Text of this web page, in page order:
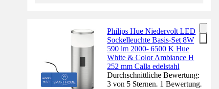
Philips Hue Niedervolt LED
Sockelleuchte Basis-Set 8W
590 lm 2000- 6500 K Hue
White & Color Ambiance H
252 mm Calla edelstahl
Durchschnittliche Bewertung:
3 von 5 Sternen. 1 Bewertung.